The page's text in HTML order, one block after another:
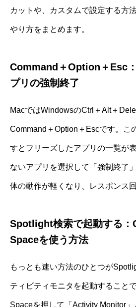
カットや、カスタムで設定する方
やり方をまとめます。
Command＋Option＋Esc
プリの強制終了
MacではWindowsのCtrl＋Alt＋
Command＋Option＋Escです。こ
すとフリーズしたアプリの一覧が
ないアプリを選択して「強制終了
体の動作が軽くなり、レスポンス
Spotlight検索で起動する：
Spaceを使う方法
もっとも速い方法のひとつが
ティビティモニタを起動すること
Spaceを押して「Activity Monitor